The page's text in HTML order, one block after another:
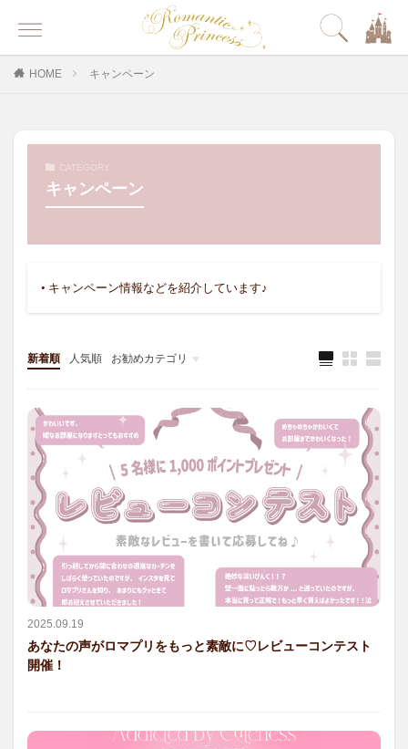
HOME キャンペーン
CATEGORY
キャンペーン
• キャンペーン情報などを紹介しています♪
新着順 人気順 お勧めカテゴリ
その他
2025.09.19
あなたの声がロマプリをもっと素敵に♡レビューコンテスト
開催！